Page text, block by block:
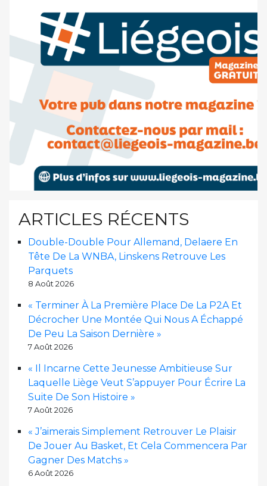
ARTICLES RÉCENTS
Double-Double Pour Allemand, Delaere En
Tête De La WNBA, Linskens Retrouve Les
Parquets
8 Août 2026
« Terminer À La Première Place De La P2A Et
Décrocher Une Montée Qui Nous A Échappé
De Peu La Saison Dernière »
7 Août 2026
« Il Incarne Cette Jeunesse Ambitieuse Sur
Laquelle Liège Veut S’appuyer Pour Écrire La
Suite De Son Histoire »
7 Août 2026
« J’aimerais Simplement Retrouver Le Plaisir
De Jouer Au Basket, Et Cela Commencera Par
Gagner Des Matchs »
6 Août 2026